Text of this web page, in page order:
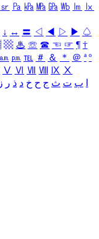
㏛ ㎩ ㎪ ㎫ ㎬ ㏝ ㏐
㏓
↓ ↔ 〓 ◁ ◀ ▷ ▶ ♤
▩ ♨ ☏ ☎ ☜ ☞ ¶ †
㏂ ㏘ ℡ ＃ ＆ ＊ ＠ ª º
Ⅴ Ⅵ Ⅶ Ⅷ Ⅸ Ⅹ
ب ت ث ج ح خ د ذ ر ز